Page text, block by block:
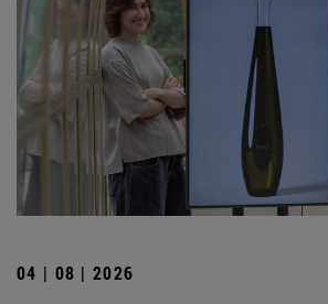
04 | 08 | 2026